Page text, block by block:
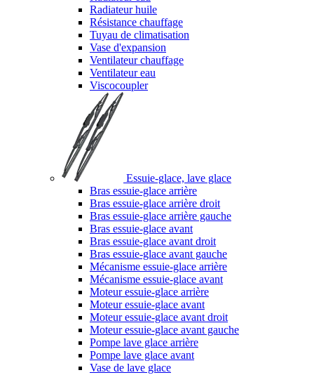
Radiateur huile
Résistance chauffage
Tuyau de climatisation
Vase d'expansion
Ventilateur chauffage
Ventilateur eau
Viscocoupler
Essuie-glace, lave glace
Bras essuie-glace arrière
Bras essuie-glace arrière droit
Bras essuie-glace arrière gauche
Bras essuie-glace avant
Bras essuie-glace avant droit
Bras essuie-glace avant gauche
Mécanisme essuie-glace arrière
Mécanisme essuie-glace avant
Moteur essuie-glace arrière
Moteur essuie-glace avant
Moteur essuie-glace avant droit
Moteur essuie-glace avant gauche
Pompe lave glace arrière
Pompe lave glace avant
Vase de lave glace